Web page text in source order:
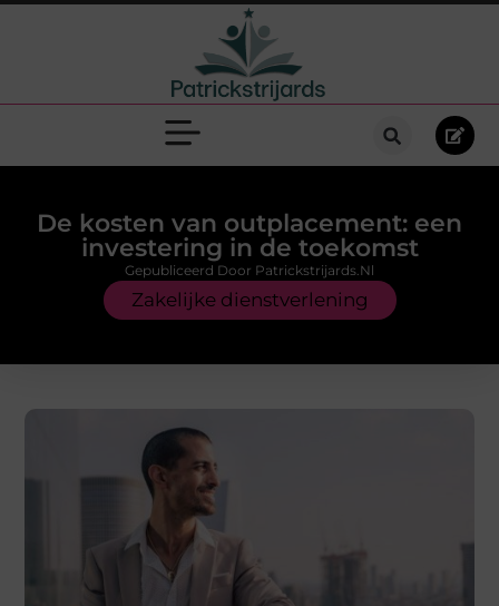
De kosten van outplacement: een
investering in de toekomst
Zakelijke dienstverlening
Gepubliceerd Door Patrickstrijards.nl